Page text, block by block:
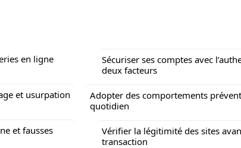
en ligne
et usurpation
et fausses
Sécuriser ses comptes avec
deux facteurs
Adopter des comportements
quotidien
Vérifier la légitimité des sites
transaction